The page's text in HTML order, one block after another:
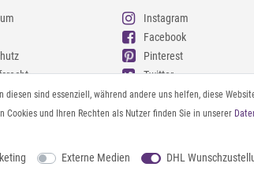
und Versand
widerrufen
Instagram
Facebook
Pinterest
Twitter
Youtube
Threads
sind essenziell, während andere uns helfen, diese
und Ihren Rechten als Nutzer finden Sie in unserer
Externe Medien DHL